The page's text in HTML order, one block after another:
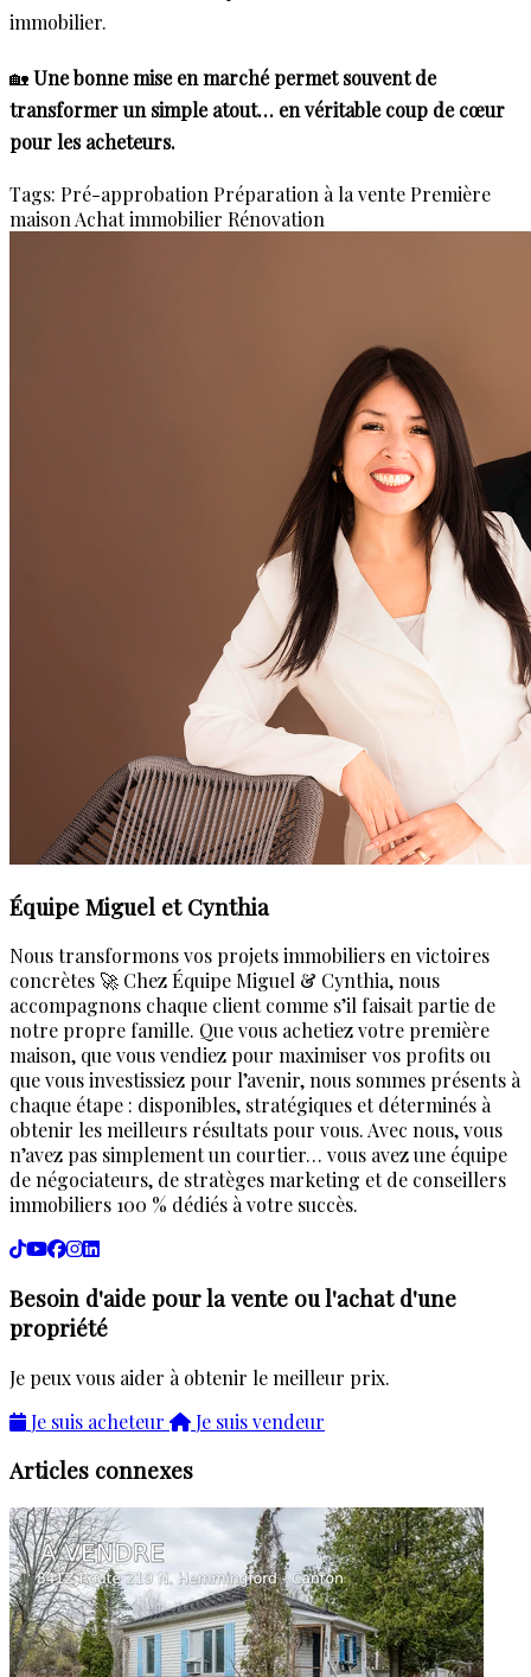
immobilier.
🏡Une bonne mise en marché permet souvent de
transformer un simple atout… en véritable coup de cœur
pour les acheteurs.
Tags: Pré-approbation Préparation à la vente Première
maison Achat immobilier Rénovation
Équipe Miguel et Cynthia
Nous transformons vos projets immobiliers en victoires
concrètes 🚀 Chez Équipe Miguel & Cynthia, nous
accompagnons chaque client comme s’il faisait partie de
notre propre famille. Que vous achetiez votre première
maison, que vous vendiez pour maximiser vos profits ou
que vous investissiez pour l’avenir, nous sommes présents à
chaque étape : disponibles, stratégiques et déterminés à
obtenir les meilleurs résultats pour vous. Avec nous, vous
n’avez pas simplement un courtier… vous avez une équipe
de négociateurs, de stratèges marketing et de conseillers
immobiliers 100 % dédiés à votre succès.
Besoin d'aide pour la vente ou l'achat d'une
propriété
Je peux vous aider à obtenir le meilleur prix.
Je suis acheteur
Je suis vendeur
Articles connexes